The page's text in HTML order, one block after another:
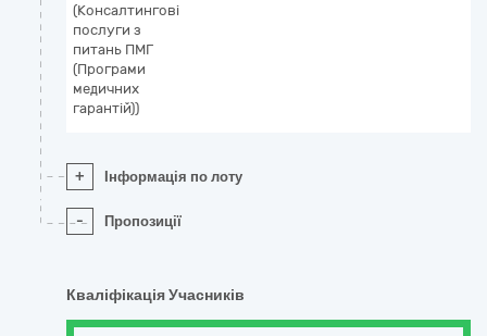
(Консалтингові
послуги з
питань ПМГ
(Програми
медичних
гарантій))
+ Інформація по лоту
- Пропозиції
Кваліфікація Учасників